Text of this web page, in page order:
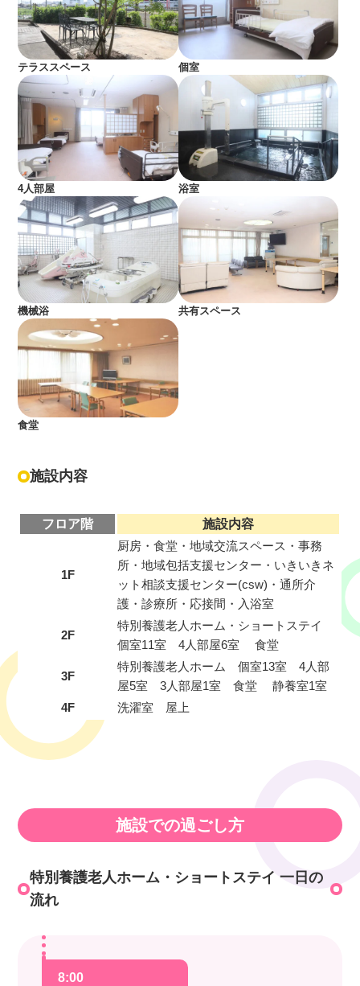
テラススペース 個室
4人部屋 浴室
機械浴 共有スペース
食堂
施設内容
フロア階 施設内容
1F
厨房・食堂・地域交流スペース・事務
所・地域包括支援センター・いきいきネ
ット相談支援センター(csw)・通所介
護・診療所・応接間・入浴室
2F
特別養護老人ホーム・ショートステイ
個室11室 4人部屋6室 食堂
3F
特別養護老人ホーム 個室13室 4人部
屋5室 3人部屋1室 食堂 静養室1室
4F
洗濯室 屋上
施設での過ごし方
特別養護老人ホーム・ショートステイ 一日の
流れ
8:00